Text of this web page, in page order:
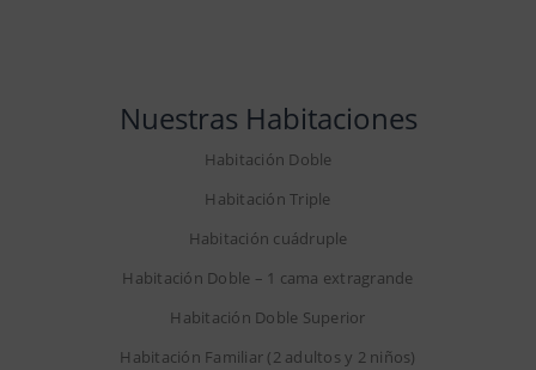
Nuestras Habitaciones
Habitación Doble
Habitación Triple
Habitación cuádruple
Habitación Doble – 1 cama extragrande
Habitación Doble Superior
Habitación Familiar (2 adultos y 2 niños)